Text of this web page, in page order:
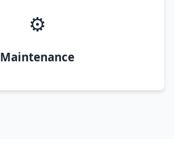
⚙️
Maintenance